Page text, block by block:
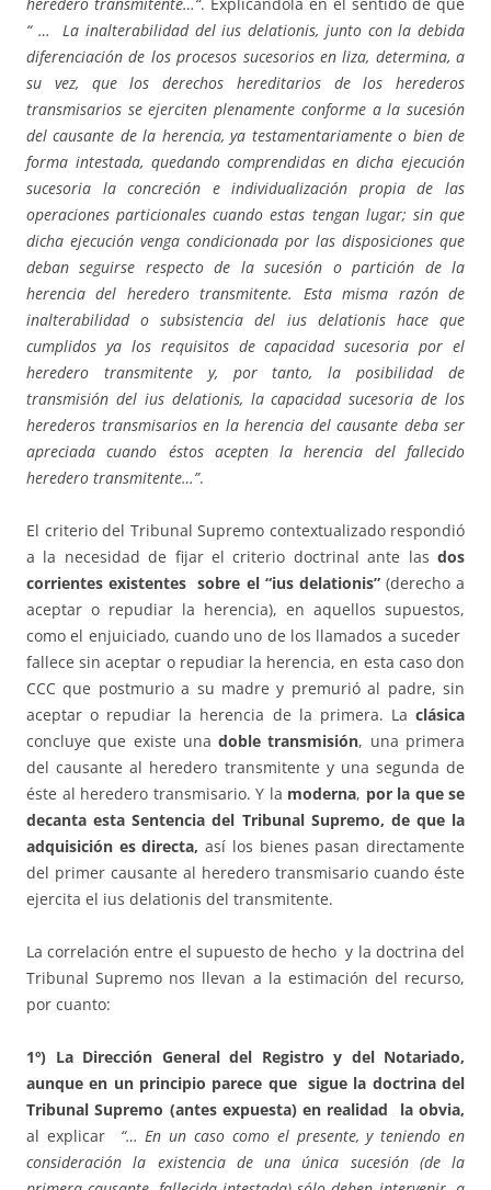
“ … La inalterabilidad del ius delationis, junto con la debida
diferenciación de los procesos sucesorios en liza, determina, a
su vez, que los derechos hereditarios de los herederos
transmisarios se ejerciten plenamente conforme a la sucesión
del causante de la herencia, ya testamentariamente o bien de
forma intestada, quedando comprendidas en dicha ejecución
sucesoria la concreción e individualización propia de las
operaciones particionales cuando estas tengan lugar; sin que
dicha ejecución venga condicionada por las disposiciones que
deban seguirse respecto de la sucesión o partición de la
herencia del heredero transmitente. Esta misma razón de
inalterabilidad o subsistencia del ius delationis hace que
cumplidos ya los requisitos de capacidad sucesoria por el
heredero transmitente y, por tanto, la posibilidad de
transmisión del ius delationis, la capacidad sucesoria de los
herederos transmisarios en la herencia del causante deba ser
apreciada cuando éstos acepten la herencia del fallecido
heredero transmitente…”.
El criterio del Tribunal Supremo contextualizado respondió
a la necesidad de fijar el criterio doctrinal ante las dos
corrientes existentes sobre el “ius delationis”(derecho a
aceptar o repudiar la herencia), en aquellos supuestos,
como el enjuiciado, cuando uno de los llamados a suceder
fallece sin aceptar o repudiar la herencia, en esta caso don
CCC que postmurio a su madre y premurió al padre, sin
aceptar o repudiar la herencia de la primera. La clásica
concluye que existe unadoble transmisión, una primera
del causante al heredero transmitente y una segunda de
éste al heredero transmisario. Y la moderna, por la que se
decanta esta Sentencia del Tribunal Supremo, de que la
adquisición es directa, así los bienes pasan directamente
del primer causante al heredero transmisario cuando éste
ejercita el ius delationis del transmitente.
La correlación entre el supuesto de hecho y la doctrina del
Tribunal Supremo nos llevan a la estimación del recurso,
por cuanto:
1º) La Dirección General del Registro y del Notariado,
aunque en un principio parece que sigue la doctrina del
Tribunal Supremo (antes expuesta) en realidad la obvia,
al explicar “… En un caso como el presente, y teniendo en
consideración la existencia de una única sucesión (de la